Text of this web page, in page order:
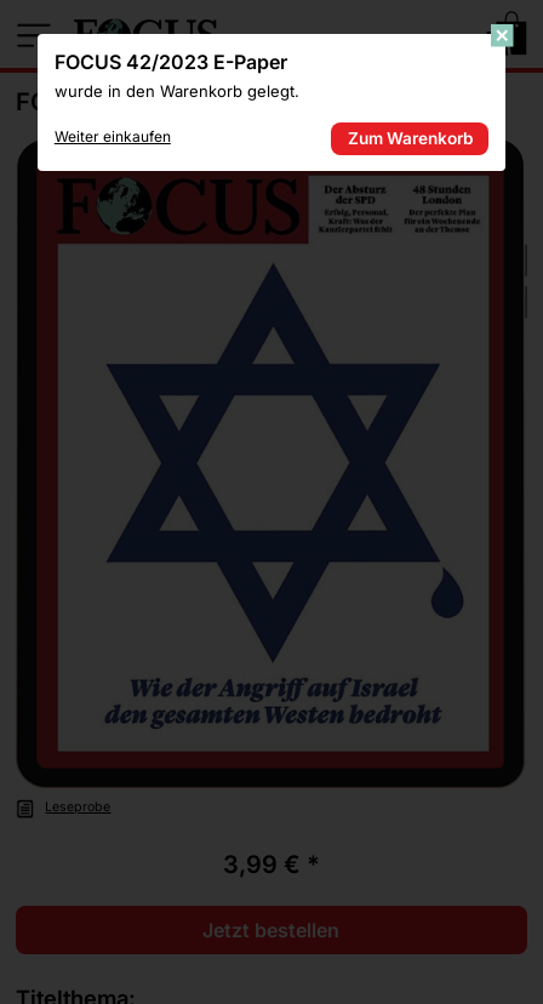
FOCUS 42/2023 E-Paper
wurde in den Warenkorb gelegt.
Weiter einkaufen Zum Warenkorb
1
FOCUS 42/2023 E-PAPER
Leseprobe
3,99 € *
Jetzt bestellen
Titelthema: